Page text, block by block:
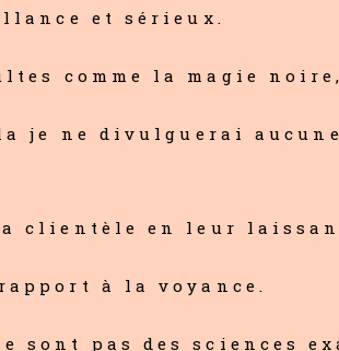
et sérieux.
comme la magie
je ne divulguerai
clientèle en leur
à la voyance.
sont pas des sciences